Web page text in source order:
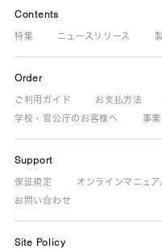
Contents
特集 ニュースリリース
Order
ご利用ガイド お支払方法
学校・官公庁のお客様へ
事
Support
保証規定 オンラインマニュ
お問い合わせ
Site Policy